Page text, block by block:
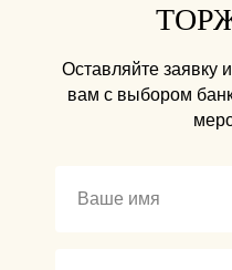
Оставляйте
вам с выбором